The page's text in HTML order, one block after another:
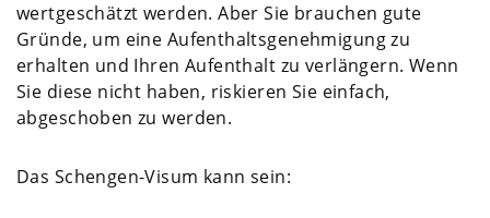
wertgeschätzt werden. Aber Sie brauchen gute
Gründe, um eine Aufenthaltsgenehmigung zu
erhalten und Ihren Aufenthalt zu verlängern. Wenn
Sie diese nicht haben, riskieren Sie einfach,
abgeschoben zu werden.
Das Schengen-Visum kann sein: